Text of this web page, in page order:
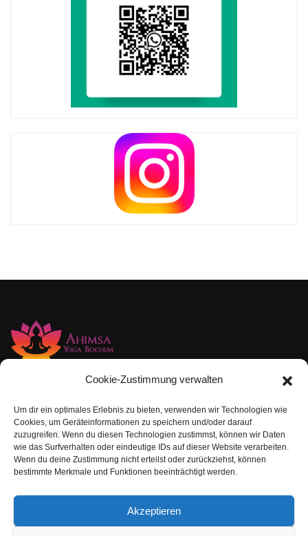
Cookie-Zustimmung verwalten
Um dir ein optimales Erlebnis zu bieten, verwenden wir Technologien wie
Cookies, um Geräteinformationen zu speichern und/oder darauf
zuzugreifen. Wenn du diesen Technologien zustimmst, können wir Daten
wie das Surfverhalten oder eindeutige IDs auf dieser Website verarbeiten.
Wenn du deine Zustimmung nicht erteilst oder zurückziehst, können
bestimmte Merkmale und Funktionen beeinträchtigt werden.
Akzeptieren
Kontakt